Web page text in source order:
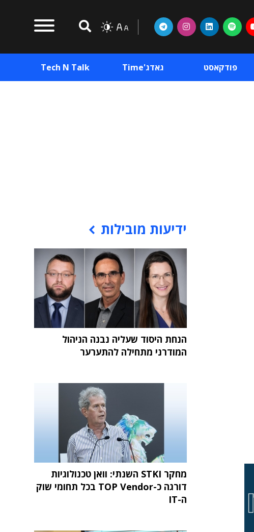
פודקאסט גאדג'Time Tech N Talk
ידיעות מובילות
הנחת היסוד שעליה נבנה הניהול
המודרני מתחילה להתערער
מחקר STKI השנתי: וואן טכנולוגיות
דורגה כ-TOP Vendor בכל תחומי שוק
ה-IT